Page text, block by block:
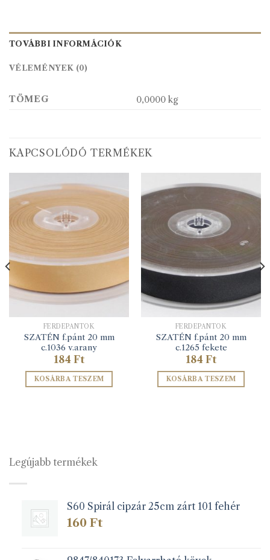
TOVÁBBI INFORMÁCIÓK
VÉLEMÉNYEK (0)
TÖMEG 0,0000 kg
KAPCSOLÓDÓ TERMÉKEK
FERDEPÁNTOK
SZATÉN f.pánt 20 mm
c.1036 v.arany
184 Ft
KOSÁRBA TESZEM
FERDEPÁNTOK
SZATÉN f.pánt 20 mm
c.1265 fekete
184 Ft
KOSÁRBA TESZEM
Legújabb termékek
S60 Spirál cipzár 25cm zárt 101 fehér
160 Ft